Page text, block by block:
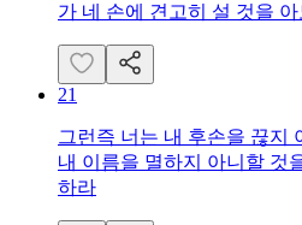
가 네 손에 견고히 설 것을 아
21
그런즉 너는 내 후손을 끊지
내 이름을 멸하지 아니할 것
하라